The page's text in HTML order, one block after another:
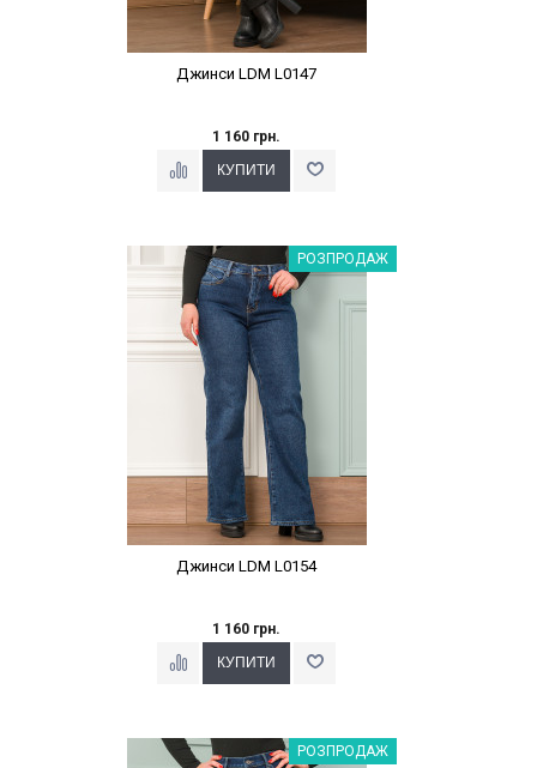
Джинси LDM L0147
1 160 грн.
Наклейки Варіант з %РОЗПРОДАЖ
Джинси LDM L0154
1 160 грн.
Наклейки Варіант з %РОЗПРОДАЖ